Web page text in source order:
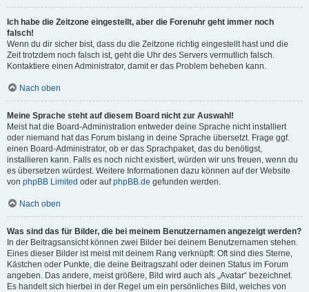
Ich habe die Zeitzone eingestellt, aber die Forenuhr geht immer noch
falsch!
Wenn du dir sicher bist, dass du die Zeitzone richtig eingestellt hast und die
Zeit trotzdem noch falsch ist, geht die Uhr des Servers vermutlich falsch.
Kontaktiere einen Administrator, damit er das Problem beheben kann.
Nach oben
Meine Sprache steht auf diesem Board nicht zur Auswahl!
Meist hat die Board-Administration entweder deine Sprache nicht installiert
oder niemand hat das Forum bislang in deine Sprache übersetzt. Frage ggf.
einen Board-Administrator, ob er das Sprachpaket, das du benötigst,
installieren kann. Falls es noch nicht existiert, würden wir uns freuen, wenn du
es übersetzen würdest. Weitere Informationen dazu können auf der Website
von phpBB Limited oder aufphpBB.de gefunden werden.
Nach oben
Was sind das für Bilder, die bei meinem Benutzernamen angezeigt werden?
In der Beitragsansicht können zwei Bilder bei deinem Benutzernamen stehen.
Eines dieser Bilder ist meist mit deinem Rang verknüpft: Oft sind dies Sterne,
Kästchen oder Punkte, die deine Beitragszahl oder deinen Status im Forum
angeben. Das andere, meist größere, Bild wird auch als „Avatar“ bezeichnet.
Es handelt sich hierbei in der Regel um ein persönliches Bild, welches von